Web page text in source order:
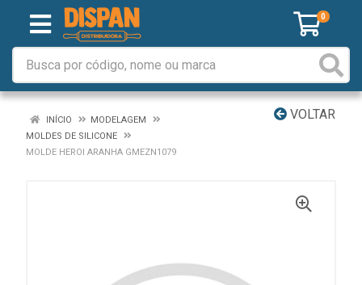
0
VOLTAR
INÍCIO
MODELAGEM
MOLDES DE SILICONE
MOLDE HEROI ARANHA GMEZN1079